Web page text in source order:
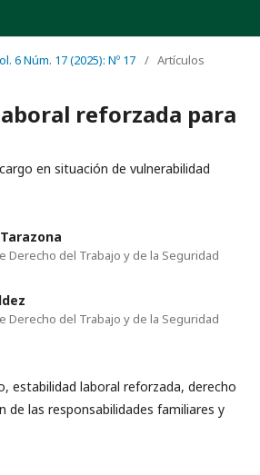
6 Núm. 17 (2025): Nº 17 / Artículos
reforzada para
en situación de vulnerabilidad
Derecho del Trabajo y de la Seguridad
Derecho del Trabajo y de la Seguridad
estabilidad laboral reforzada, derecho
de las responsabilidades familiares y